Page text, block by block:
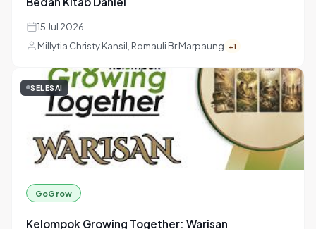
MLC
Millytia Christy Kansil, Romauli Br Marpaung +1
SELESAI